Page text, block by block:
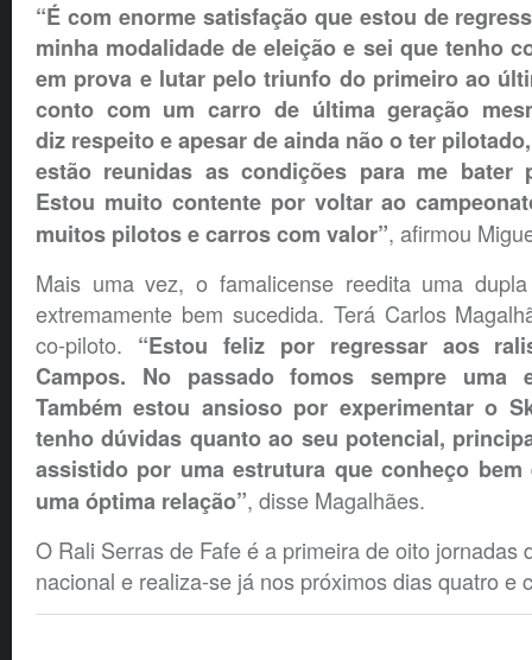
“É com enorme satisfação que estou de
minha modalidade de eleição e sei que tenho
em prova e lutar pelo triunfo do primeiro ao
conto com um carro de última geração
diz respeito e apesar de ainda não o ter
estão reunidas as condições para me bater
Estou muito contente por voltar ao
muitos pilotos e carros com valor”, afirmou
Mais uma vez, o famalicense reedita uma
extremamente bem sucedida. Terá Carlos
co-piloto. “Estou feliz por regressar aos
Campos. No passado fomos sempre uma
Também estou ansioso por experimentar o
tenho dúvidas quanto ao seu potencial,
assistido por uma estrutura que conheço
uma óptima relação”, disse Magalhães.
O Rali Serras de Fafe é a primeira de oito jornadas
nacional e realiza-se já nos próximos dias quatro e